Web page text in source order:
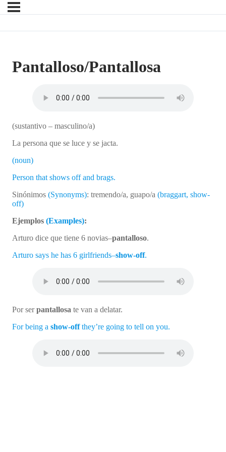
Pantalloso/Pantallosa
(sustantivo – masculino/a)
La persona que se luce y se jacta.
(noun)
Person that shows off and brags.
Sinónimos (Synonyms): tremendo/a, guapo/a (braggart, show-
off)
Ejemplos (Examples):
Arturo dice que tiene 6 novias–pantalloso.
Arturo says he has 6 girlfriends–show-off.
Por serpantallosa te van a delatar.
For being a show-offthey’re going to tell on you.